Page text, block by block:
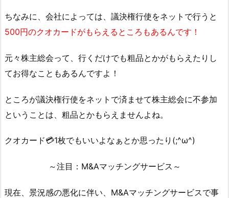
ちなみに、会社によっては、議決権行使をネットで行うと
500円のクオカードがもらえるところもあるんです！
元々株主総会って、行くだけでも粗品とかがもらえたりし
てお得なこともあるんですよ！
ところが議決権行使をネットで済ませて株主総会に不参加
ということは、粗品とかもらえませんよね。
クオカード💳1枚でもいいよなぁとか思ったり(;^ω^)
～注目：M&Aマッチングサービス～
現在、景況感の悪化に伴い、M&Aマッチングサービスで事